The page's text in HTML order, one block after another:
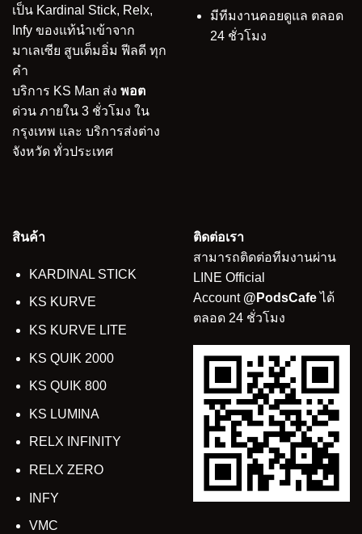
เป็น Kardinal Stick, Relx,
Infy ของแท้นำเข้าจาก
มาเลเซีย สูบเต็มอิ่ม ฟีลดี ทุก
คำ
บริการ KS Man ส่ง พอต
ด่วน ภายใน 3 ชั่วโมง ใน
กรุงเทพ และ บริการส่งต่าง
จังหวัด ทั่วประเทศ
มีทีมงานคอยดูแล ตลอด
24 ชั่วโมง
สินค้า
KARDINAL STICK
KS KURVE
KS KURVE LITE
KS QUIK 2000
KS QUIK 800
KS LUMINA
RELX INFINITY
RELX ZERO
INFY
VMC
ติดต่อเรา
สามารถติดต่อทีมงานผ่าน
LINE Official
Account @PodsCafeได้
ตลอด 24 ชั่วโมง